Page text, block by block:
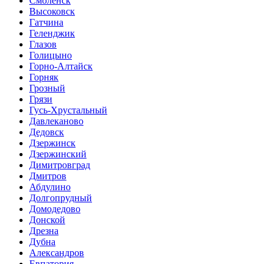
Высоковск
Гатчина
Геленджик
Глазов
Голицыно
Горно-Алтайск
Горняк
Грозный
Грязи
Гусь-Хрустальный
Давлеканово
Дедовск
Дзержинск
Дзержинский
Димитровград
Дмитров
Абдулино
Долгопрудный
Домодедово
Донской
Дрезна
Дубна
Александров